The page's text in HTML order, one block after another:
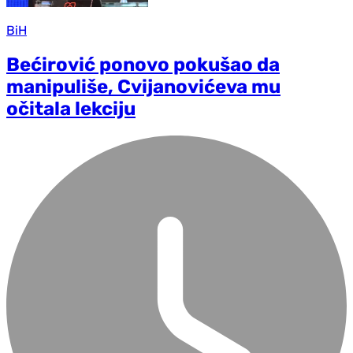
BiH
Bećirović ponovo pokušao da
manipuliše, Cvijanovićeva mu
očitala lekciju